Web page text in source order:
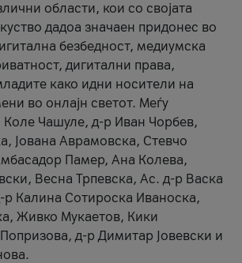
области, кои со својата
дадоа значаен придонес во
безбедност, медиумска
дигитални права,
како идни носители на
во онлајн светот. Меѓу
Коле Чашуле, д-р Иван Чорбев,
Јована Аврамовска, Стевчо
Памер, Ана Колева,
Весна Трпевска, Ас. д-р Васка
Калина Сотироска Иваноска,
Живко Мукаетов, Кики
д-р Димитар Јовевски и